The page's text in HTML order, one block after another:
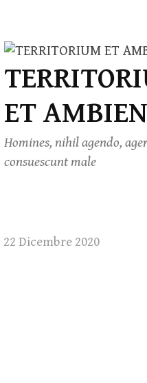
Skip
to
content
ET
Homines, nihil agendo,
consuescunt male
22 Dicembre 2020